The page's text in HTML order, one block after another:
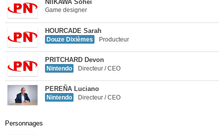
NIIKAWA Sōhei
Game designer
HOURCADE Sarah
Douze Dixièmes Producteur
PRITCHARD Devon
Nintendo Directeur / CEO
PEREÑA Luciano
Nintendo Directeur / CEO
Personnages